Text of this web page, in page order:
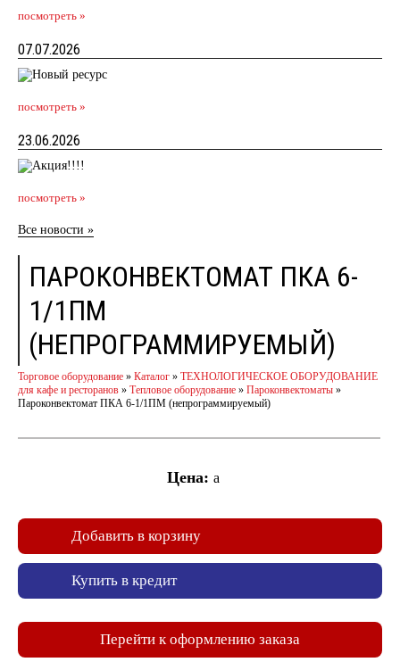
посмотреть »
07.07.2026
посмотреть »
23.06.2026
посмотреть »
Все новости »
ПАРОКОНВЕКТОМАТ ПКА 6-
1/1ПМ
(НЕПРОГРАММИРУЕМЫЙ)
Торговое оборудование » Каталог » ТЕХНОЛОГИЧЕСКОЕ ОБОРУДОВАНИЕ
для кафе и ресторанов » Тепловое оборудование » Пароконвектоматы »
Пароконвектомат ПКА 6-1/1ПМ (непрограммируемый)
Цена: a
Добавить в корзину
Купить в кредит
Перейти к оформлению заказа